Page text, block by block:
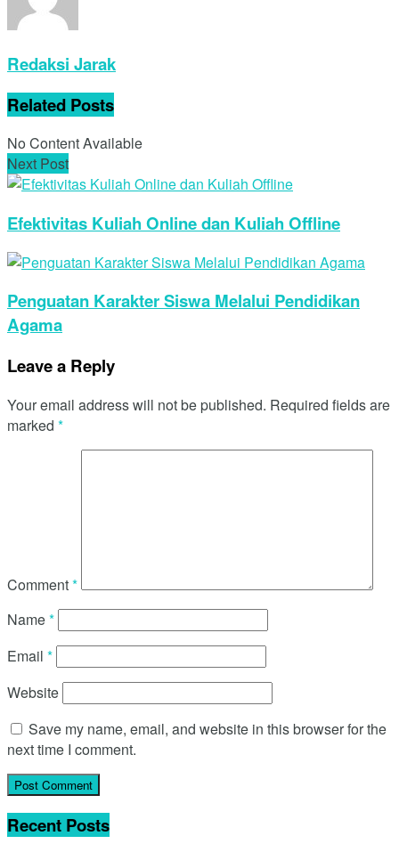
Redaksi Jarak
Related Posts
No Content Available
Next Post
Efektivitas Kuliah Online dan Kuliah Offline
Penguatan Karakter Siswa Melalui Pendidikan
Agama
Leave a Reply
Your email address will not be published. Required fields are
marked *
Comment*
Name*
Email *
Website
Save my name, email, and website in this browser for the
next time I comment.
Recent Posts